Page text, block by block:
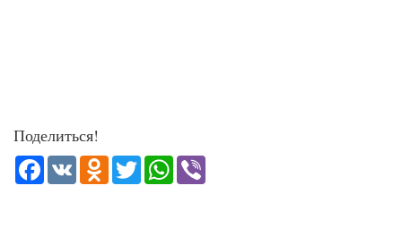
Поделиться!
Facebook
VK Odnoklassniki
TwitterWhatsApp